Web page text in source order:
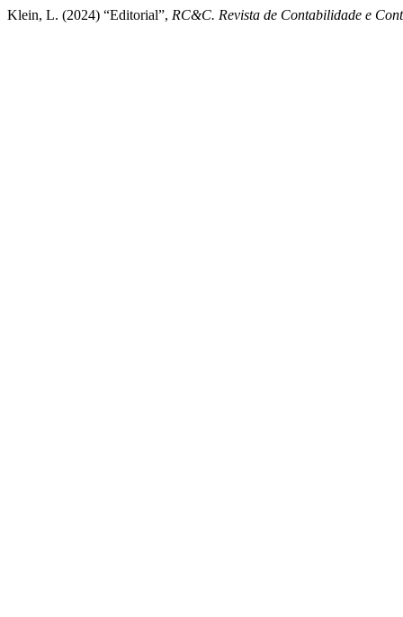
Klein, L. (2024) “Editorial”, RC&C. Revista de Contabilidade e